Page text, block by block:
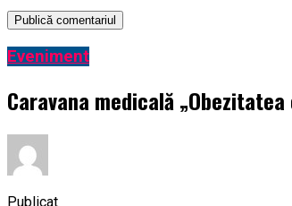
Eveniment
Caravana medicală
Publicat